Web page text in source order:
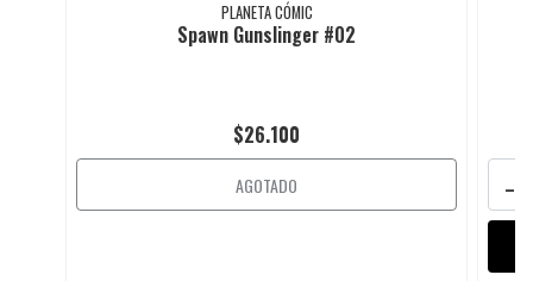
PLANETA CÓMIC
Spawn Gunslinger #02
$26.100
AGOTADO -